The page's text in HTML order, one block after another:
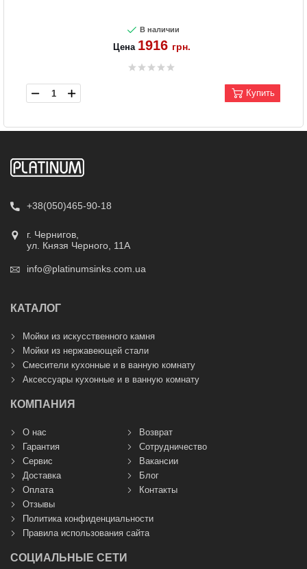
В наличии
Цена 1916 грн.
Купить
+38(050)465-90-18
г. Чернигов,
ул. Князя Черного, 11А
info@platinumsinks.com.ua
КАТАЛОГ
Мойки из искусственного камня
Мойки из нержавеющей стали
Смесители кухонные и в ванную комнату
Аксессуары кухонные и в ванную комнату
КОМПАНИЯ
О нас
Гарантия
Сервис
Доставка
Оплата
Возврат
Сотрудничество
Вакансии
Блог
Контакты
Отзывы
Политика конфиденциальности
Правила использования сайта
СОЦИАЛЬНЫЕ СЕТИ